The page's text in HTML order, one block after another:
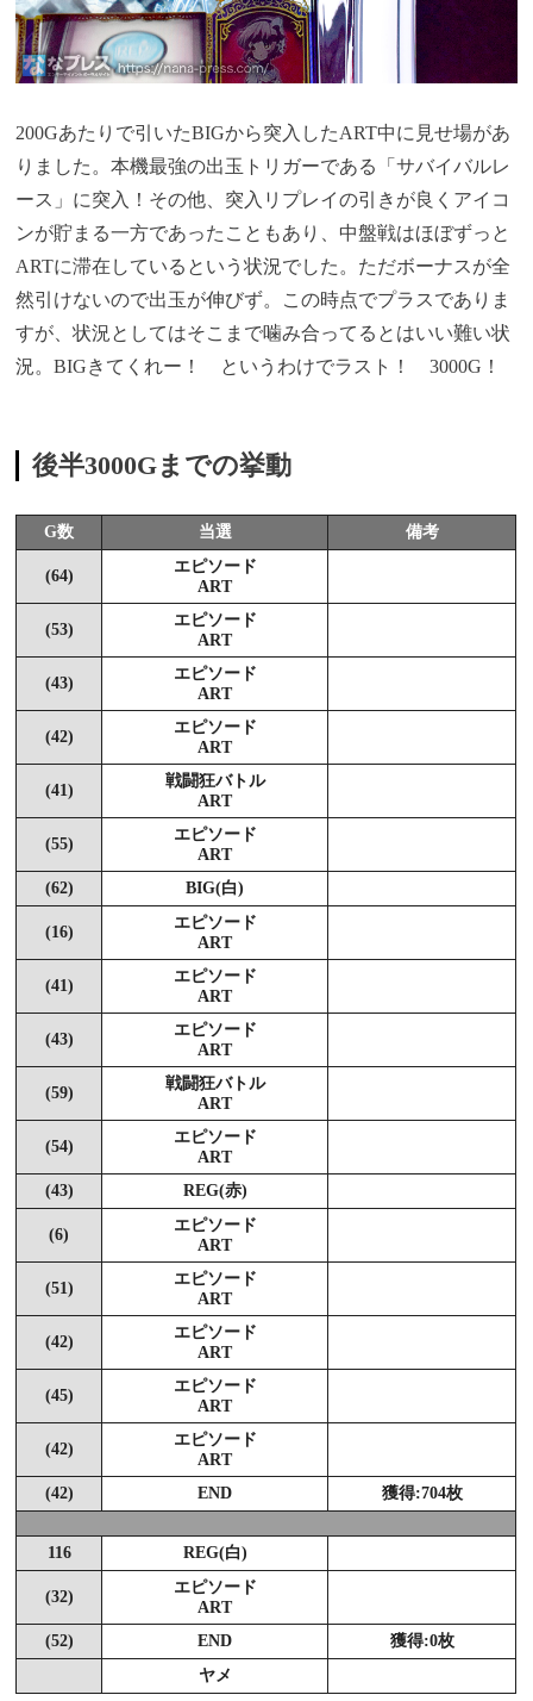
200Gあたりで引いたBIGから突入したART中に見せ場があ
りました。本機最強の出玉トリガーである「サバイバルレ
ース」に突入！その他、突入リプレイの引きが良くアイコ
ンが貯まる一方であったこともあり、中盤戦はほぼずっと
ARTに滞在しているという状況でした。ただボーナスが全
然引けないので出玉が伸びず。この時点でプラスでありま
すが、状況としてはそこまで噛み合ってるとはいい難い状
況。BIGきてくれー！ というわけでラスト！ 3000G！
後半3000Gまでの挙動
G数 当選 備考
(64)
エピソード
ART
(53)
エピソード
ART
(43)
エピソード
ART
(42)
エピソード
ART
(41)
戦闘狂バトル
ART
(55)
エピソード
ART
(62)
BIG(白)
(16)
エピソード
ART
(41)
エピソード
ART
(43)
エピソード
ART
(59)
戦闘狂バトル
ART
(54)
エピソード
ART
(43)
REG(赤)
(6)
エピソード
ART
(51)
エピソード
ART
(42)
エピソード
ART
(45)
エピソード
ART
(42)
エピソード
ART
(42)
END 獲得:704枚
116 REG(白)
(32)
エピソード
ART
(52)
END
獲得:0枚
ヤメ